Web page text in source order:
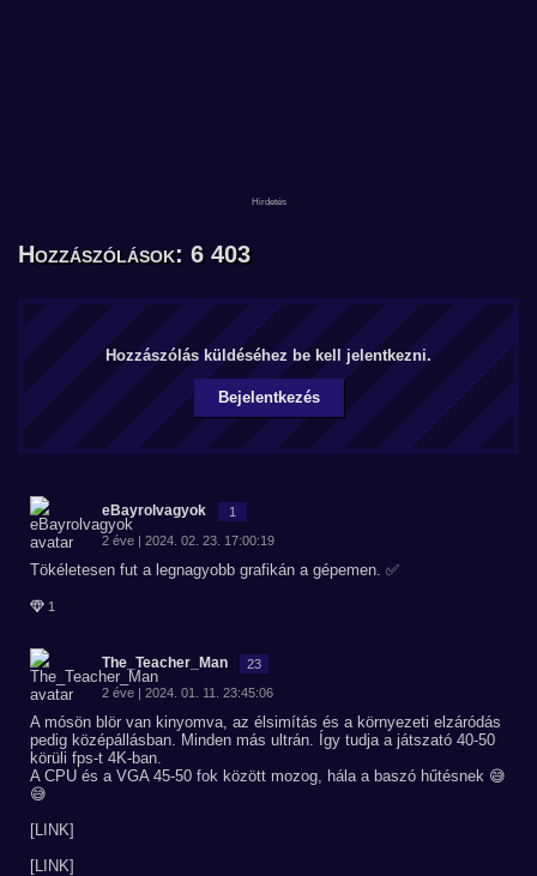
Hozzászólások: 6 403
Hozzászólás küldéséhez be kell jelentkezni.
Bejelentkezés
eBayrolvagyok 1
2 éve | 2024. 02. 23. 17:00:19
Tökéletesen fut a legnagyobb grafikán a gépemen. ✅
1
The_Teacher_Man 23
2 éve | 2024. 01. 11. 23:45:06
A mósön blör van kinyomva, az élsimítás és a környezeti elzáródás
pedig középállásban. Minden más ultrán. Így tudja a játszató 40-50
körüli fps-t 4K-ban.
A CPU és a VGA 45-50 fok között mozog, hála a baszó hűtésnek 😅
😅
[LINK]
[LINK]